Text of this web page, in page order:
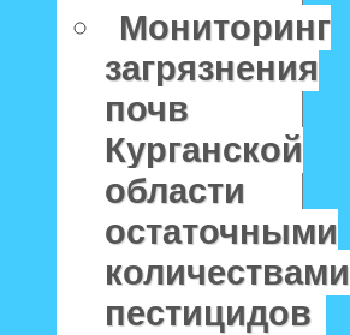
Мониторинг
загрязнения
почв
Курганской
области
остаточными
количествами
пестицидов